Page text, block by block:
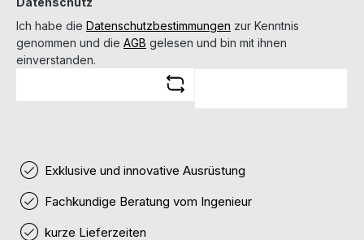
Ich habe die Datenschutzbestimmungen zur Kenntnis
genommen und die AGB gelesen und bin mit ihnen
einverstanden.
Exklusive und innovative Ausrüstung
Fachkundige Beratung vom Ingenieur
kurze Lieferzeiten